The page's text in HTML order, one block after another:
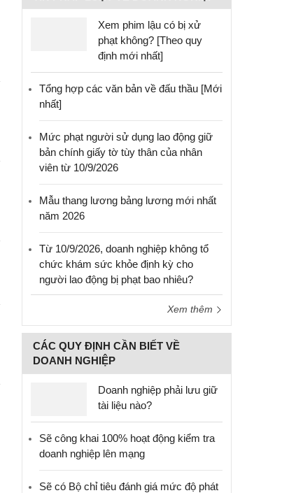
Xem phim lậu có bị xử
phạt không? [Theo quy
định mới nhất]
Tổng hợp các văn bản về đấu thầu [Mới
nhất]
Mức phạt người sử dụng lao động giữ
bản chính giấy tờ tùy thân của nhân
viên từ 10/9/2026
Mẫu thang lương bảng lương mới nhất
năm 2026
Từ 10/9/2026, doanh nghiệp không tổ
chức khám sức khỏe định kỳ cho
người lao động bị phạt bao nhiêu?
Xem thêm
CÁC QUY ĐỊNH CẦN BIẾT VỀ
DOANH NGHIỆP
Doanh nghiệp phải lưu giữ
tài liệu nào?
Sẽ công khai 100% hoạt động kiểm tra
doanh nghiệp lên mạng
Sẽ có Bộ chỉ tiêu đánh giá mức độ phát